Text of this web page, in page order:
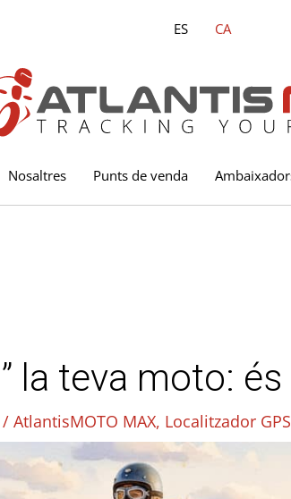
ES CA
Nosaltres Punts de venda
la teva moto:
/AtlantisMOTO MAX, Localitzador